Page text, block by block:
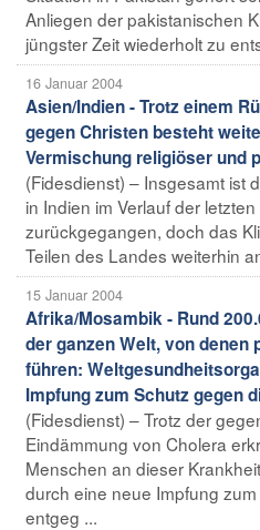
Anliegen der pakistanischen
jüngster Zeit wiederholt zu
16 Januar 2004
Asien/Indien - Trotz einem
gegen Christen besteht
Vermischung religiöser und
(Fidesdienst) – Insgesamt ist
in Indien im Verlauf der
zurückgegangen, doch das
Teilen des Landes weiterhin
15 Januar 2004
Afrika/Mosambik - Rund
der ganzen Welt, von denen
führen:
Impfung zum Schutz gegen
(Fidesdienst) – Trotz der
Eindämmung von Cholera
Menschen an dieser
durch eine neue Impfung
entgeg ...